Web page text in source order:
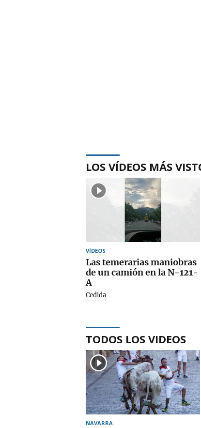
LOS VÍDEOS MÁS
VÍDEOS
Las temerarias maniobras
de un camión en la N-121-
A
Cedida
TODOS LOS VIDEOS
NAVARRA